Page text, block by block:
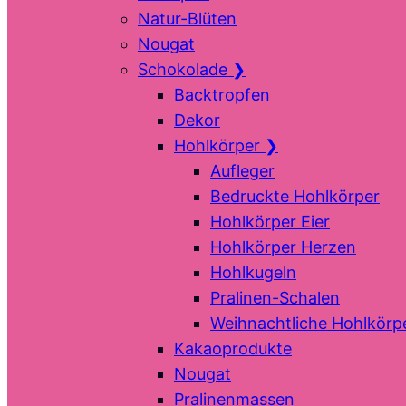
Natur-Blüten
Nougat
Schokolade ❯
Backtropfen
Dekor
Hohlkörper ❯
Aufleger
Bedruckte Hohlkörper
Hohlkörper Eier
Hohlkörper Herzen
Hohlkugeln
Pralinen-Schalen
Weihnachtliche
Kakaoprodukte
Nougat
Pralinenmassen